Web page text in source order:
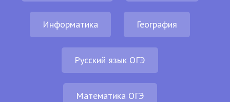
Информатика География
Русский язык ОГЭ
Математика ОГЭ